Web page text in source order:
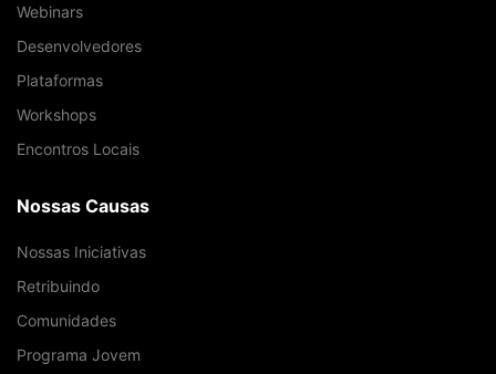
Webinars
Desenvolvedores
Plataformas
Workshops
Encontros Locais
Nossas Causas
Nossas Iniciativas
Retribuindo
Comunidades
Programa Jovem